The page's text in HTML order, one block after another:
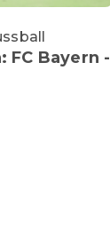
FC Bayern -